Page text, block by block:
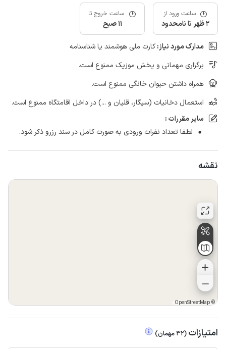
ساعت ورود از
2 ظهر تا نامحدود
ساعت خروج تا
11 صبح
مدارک مورد نیاز:کارت ملی هوشمند یا شناسنامه
برگزاری مهمانی و پخش موزیک ممنوع است.
همراه داشتن حیوان خانگی ممنوع است.
استعمال دخانیات (سیگار، قلیان و ...) در داخل اقامتگاه ممنوع است.
سایر مقررات :
لطفا تعداد نفرات ورودی به صورت کامل در سند رزرو ذکر شود.
نقشه
©
OpenStreetMap
امتیازات (
32مهمان)